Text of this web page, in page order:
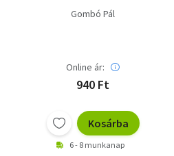
Gombó Pál
Online ár:
940 Ft
Kosárba
6 - 8 munkanap